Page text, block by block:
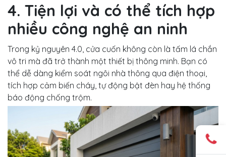
4. Tiện lợi và có thể tích hợp
nhiều công nghệ an ninh
Trong kỷ nguyên 4.0, cửa cuốn không còn là tấm lá chắn
vô tri mà đã trở thành một thiết bị thông minh. Bạn có
thể dễ dàng kiểm soát ngôi nhà thông qua điện thoại,
tích hợp cảm biến cháy, tự động bật đèn hay hệ thống
báo động chống trộm.